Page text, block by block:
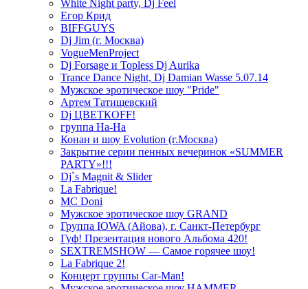
White Night party, Dj Feel
Егор Крид
BIFFGUYS
Dj Jim (г. Москва)
VogueMenProject
Dj Forsage и Topless Dj Aurika
Trance Dance Night, Dj Damian Wasse 5.07.14
Мужское эротическое шоу "Pride"
Артем Татищевский
Dj ЦВЕТКOFF!
группа На-На
Конан и шоу Evolution (г.Москва)
Закрытие серии пенных вечеринок «SUMMER
PARTY»!!!
Dj`s Magnit & Slider
La Fabrique!
MC Doni
Мужское эротическое шоу GRAND
Группа IOWA (Айова), г. Санкт-Петербург
Гуф! Презентация нового Альбома 420!
SEXTREMSHOW — Самое горячее шоу!
La Fabrique 2!
Концерт группы Car-Man!